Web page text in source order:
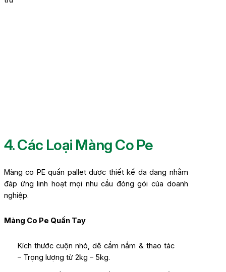
4. Các Loại Màng Co Pe
Màng co PE quấn pallet được thiết kế đa dạng nhằm
đáp ứng linh hoạt mọi nhu cầu đóng gói của doanh
nghiệp.
Màng Co Pe Quấn Tay
Kích thước cuộn nhỏ, dễ cầm nắm & thao tác
– Trọng lượng từ 2kg – 5kg.